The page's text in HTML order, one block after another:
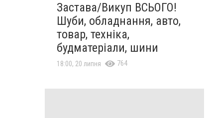
Застава/Викуп ВСЬОГО!
Шуби, обладнання, авто,
товар, техніка,
будматеріали, шини
18:00, 20 липня 764